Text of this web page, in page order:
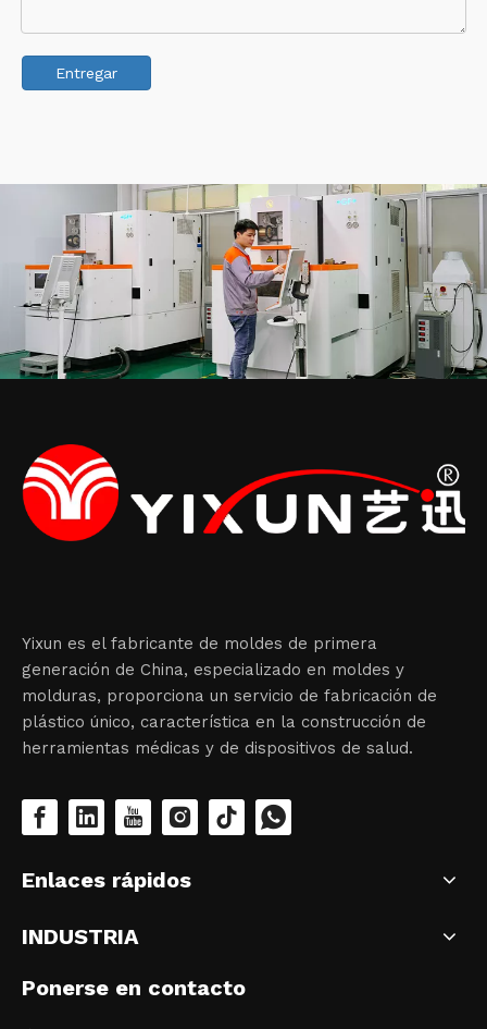
Entregar
Yixun es el fabricante de moldes de primera
generación de China, especializado en moldes y
molduras, proporciona un servicio de fabricación de
plástico único, característica en la construcción de
herramientas médicas y de dispositivos de salud.
Enlaces rápidos
INDUSTRIA
Ponerse en contacto